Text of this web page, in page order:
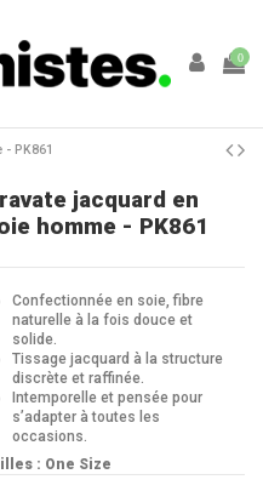
0
PK861
jacquard en
homme - PK861
Confectionnée en soie, fibre
naturelle à la fois douce et
solide.
Tissage jacquard à la structure
discrète et raffinée.
Intemporelle et pensée pour
s’adapter à toutes les
occasions.
: One Size